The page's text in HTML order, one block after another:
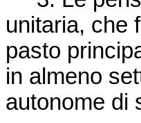
unitaria, che
pasto
in almeno
autonome di